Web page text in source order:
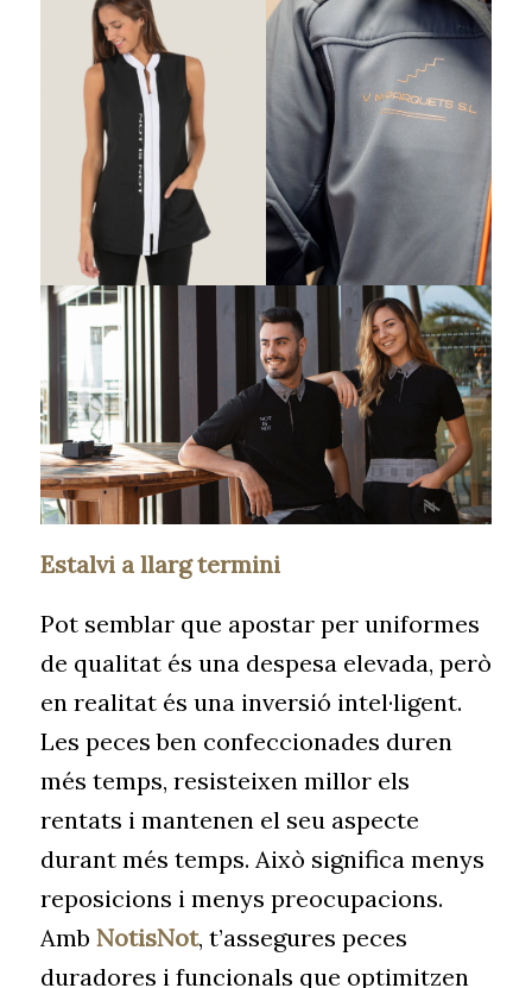
Estalvi a llarg termini
Pot semblar que apostar per uniformes
de qualitat és una despesa elevada, però
en realitat és una inversió intel·ligent.
Les peces ben confeccionades duren
més temps, resisteixen millor els
rentats i mantenen el seu aspecte
durant més temps. Això significa menys
reposicions i menys preocupacions.
Amb NotisNot, t’assegures peces
duradores i funcionals que optimitzen